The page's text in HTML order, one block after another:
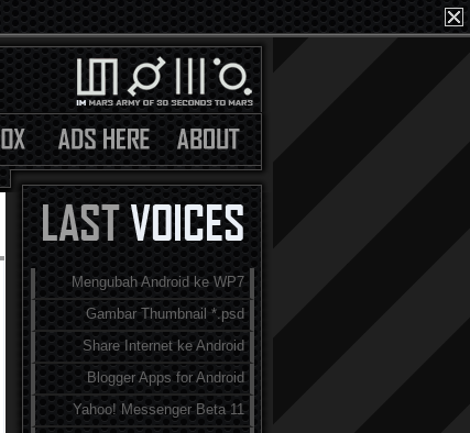
Mengubah Android ke WP7
Gambar Thumbnail *.psd
Share Internet ke Android
Blogger Apps for Android
Yahoo! Messenger Beta 11